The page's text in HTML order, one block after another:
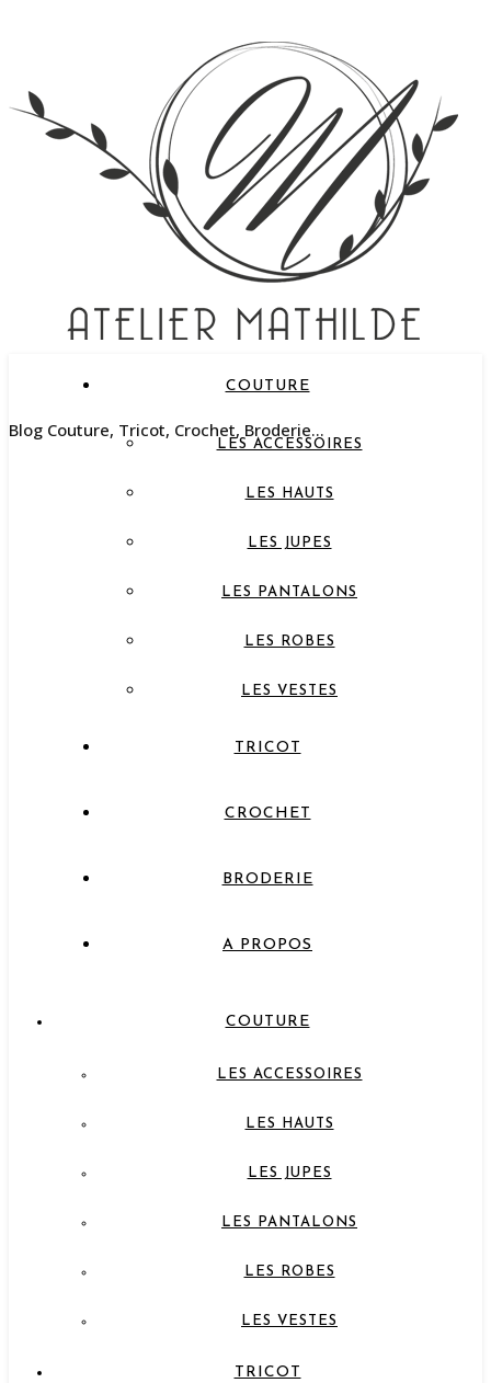
Blog Couture, Tricot, Crochet, Broderie…
COUTURE
LES ACCESSOIRES
LES HAUTS
LES JUPES
LES PANTALONS
LES ROBES
LES VESTES
TRICOT
CROCHET
BRODERIE
A PROPOS
COUTURE
LES ACCESSOIRES
LES HAUTS
LES JUPES
LES PANTALONS
LES ROBES
LES VESTES
TRICOT